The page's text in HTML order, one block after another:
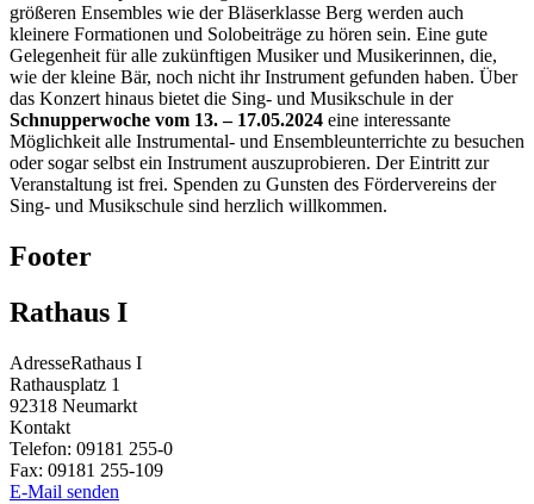
größeren Ensembles wie der Bläserklasse Berg werden auch
kleinere Formationen und Solobeiträge zu hören sein. Eine gute
Gelegenheit für alle zukünftigen Musiker und Musikerinnen, die,
wie der kleine Bär, noch nicht ihr Instrument gefunden haben. Über
das Konzert hinaus bietet die Sing- und Musikschule in der
Schnupperwoche vom 13. – 17.05.2024 eine interessante
Möglichkeit alle Instrumental- und Ensembleunterrichte zu besuchen
oder sogar selbst ein Instrument auszuprobieren. Der Eintritt zur
Veranstaltung ist frei. Spenden zu Gunsten des Fördervereins der
Sing- und Musikschule sind herzlich willkommen.
Footer
Rathaus I
AdresseRathaus I
Rathausplatz 1
92318 Neumarkt
Kontakt
Telefon: 09181 255-0
Fax: 09181 255-109
E-Mail senden